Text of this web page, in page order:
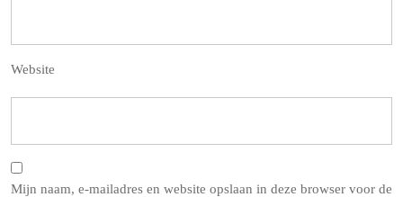
Website
Mijn naam, e-mailadres en website opslaan in deze browser voor de